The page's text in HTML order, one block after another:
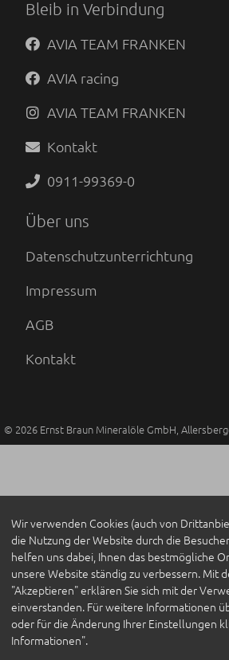
Bleib in Verbindung
AVIA TEAM FRANKEN
AVIA racing
AVIA TEAM FRANKEN
Kontakt
0911-99369-0
Über uns
Datenschutzunterrichtung
Impressum
AGB
Kontakt
© 2026 Ernst Braun Mineralöle GmbH,
Wir verwenden Cookies (auch von
die Nutzung der Website durch die
helfen uns dabei, Ihnen das bestmögliche
unsere Website ständig zu verbessern. Mit
"Akzeptieren" erklären Sie sich mit der
einverstanden. Für weitere Informationen
oder für die Änderung Ihrer Einstellungen
Informationen".